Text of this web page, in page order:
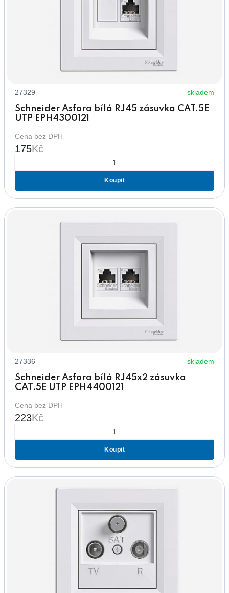
27329 skladem
Schneider Asfora bílá RJ45 zásuvka CAT.5E
UTP EPH4300121
Cena bez DPH
175Kč
Koupit
27336 skladem
Schneider Asfora bílá RJ45x2 zásuvka
CAT.5E UTP EPH4400121
Cena bez DPH
223Kč
Koupit